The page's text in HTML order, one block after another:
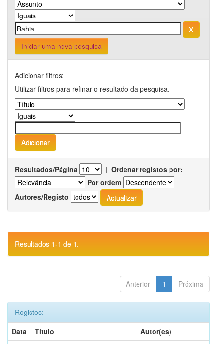
Iniciar uma nova pesquisa
Adicionar filtros:
Utilizar filtros para refinar o resultado da pesquisa.
Resultados/Página | Ordenar registos por:
Por ordem
Autores/Registo
Resultados 1-1 de 1.
Anterior 1 Próxima
Registos:
Data
Título
Autor(es)